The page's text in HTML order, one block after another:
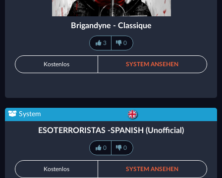
Brigandyne - Classique
3 0
Kostenlos SYSTEM ANSEHEN
System
ESOTERRORISTAS -SPANISH (Unofficial)
0 0
Kostenlos SYSTEM ANSEHEN